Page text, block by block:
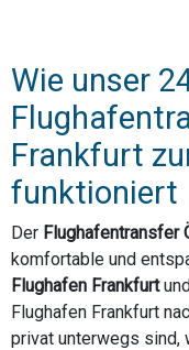
Wie unser
Frankfurt
funktioniert
Der Flughafentransfer
komfortable und
Flughafen Frankfurt
Flughafen Frankfurt
privat unterwegs sind,